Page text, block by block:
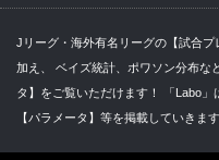
Jリーグ・海外有名リーグの【試合
加え、 ベイズ統計、ポワソン分布な
タ】をご覧いただけます！ 「Labo
【パラメータ】等を掲載していきます